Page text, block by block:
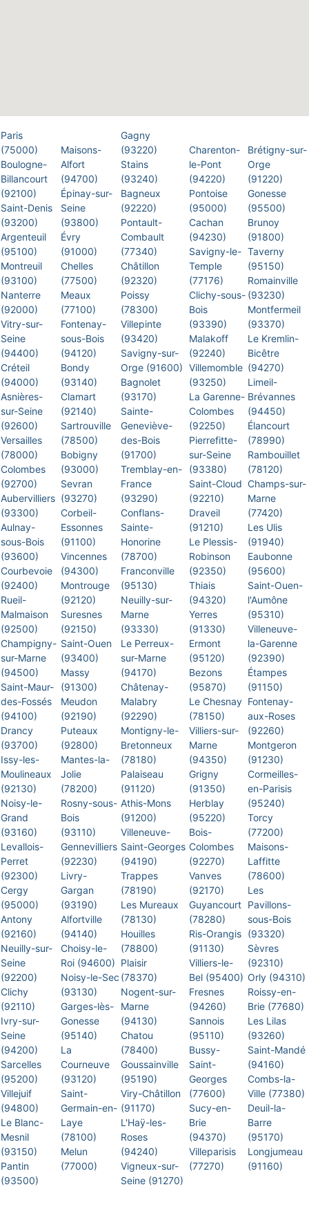
Paris
(75000)
Boulogne-
Billancourt
(92100)
Saint-Denis
(93200)
Argenteuil
(95100)
Montreuil
(93100)
Nanterre
(92000)
Vitry-sur-
Seine
(94400)
Créteil
(94000)
Asnières-
sur-Seine
(92600)
Versailles
(78000)
Colombes
(92700)
Aubervilliers
(93300)
Aulnay-
sous-Bois
(93600)
Courbevoie
(92400)
Rueil-
Malmaison
(92500)
Champigny-
sur-Marne
(94500)
Saint-Maur-
des-Fossés
(94100)
Drancy
(93700)
Issy-les-
Moulineaux
(92130)
Noisy-le-
Grand
(93160)
Levallois-
Perret
(92300)
Cergy
(95000)
Antony
(92160)
Neuilly-sur-
Seine
(92200)
Clichy
(92110)
Ivry-sur-
Seine
(94200)
Sarcelles
(95200)
Villejuif
(94800)
Le Blanc-
Mesnil
(93150)
Pantin
(93500)
Maisons-
Alfort
(94700)
Épinay-sur-
Seine
(93800)
Évry
(91000)
Chelles
(77500)
Meaux
(77100)
Fontenay-
sous-Bois
(94120)
Bondy
(93140)
Clamart
(92140)
Sartrouville
(78500)
Bobigny
(93000)
Sevran
(93270)
Corbeil-
Essonnes
(91100)
Vincennes
(94300)
Montrouge
(92120)
Suresnes
(92150)
Saint-Ouen
(93400)
Massy
(91300)
Meudon
(92190)
Puteaux
(92800)
Mantes-la-
Jolie
(78200)
Rosny-sous-
Bois
(93110)
Gennevilliers
(92230)
Livry-
Gargan
(93190)
Alfortville
(94140)
Choisy-le-
Roi (94600)
Noisy-le-Sec
(93130)
Garges-lès-
Gonesse
(95140)
La
Courneuve
(93120)
Saint-
Germain-en-
Laye
(78100)
Melun
(77000)
Gagny
(93220)
Stains
(93240)
Bagneux
(92220)
Pontault-
Combault
(77340)
Châtillon
(92320)
Poissy
(78300)
Villepinte
(93420)
Savigny-sur-
Orge (91600)
Bagnolet
(93170)
Sainte-
Geneviève-
des-Bois
(91700)
Tremblay-en-
France
(93290)
Conflans-
Sainte-
Honorine
(78700)
Franconville
(95130)
Neuilly-sur-
Marne
(93330)
Le Perreux-
sur-Marne
(94170)
Châtenay-
Malabry
(92290)
Montigny-le-
Bretonneux
(78180)
Palaiseau
(91120)
Athis-Mons
(91200)
Villeneuve-
Saint-Georges
(94190)
Trappes
(78190)
Les Mureaux
(78130)
Houilles
(78800)
Plaisir
(78370)
Nogent-sur-
Marne
(94130)
Chatou
(78400)
Goussainville
(95190)
Viry-Châtillon
(91170)
L'Haÿ-les-
Roses
(94240)
Vigneux-sur-
Seine (91270)
Charenton-
le-Pont
(94220)
Pontoise
(95000)
Cachan
(94230)
Savigny-le-
Temple
(77176)
Clichy-sous-
Bois
(93390)
Malakoff
(92240)
Villemomble
(93250)
La Garenne-
Colombes
(92250)
Pierrefitte-
sur-Seine
(93380)
Saint-Cloud
(92210)
Draveil
(91210)
Le Plessis-
Robinson
(92350)
Thiais
(94320)
Yerres
(91330)
Ermont
(95120)
Bezons
(95870)
Le Chesnay
(78150)
Villiers-sur-
Marne
(94350)
Grigny
(91350)
Herblay
(95220)
Bois-
Colombes
(92270)
Vanves
(92170)
Guyancourt
(78280)
Ris-Orangis
(91130)
Villiers-le-
Bel (95400)
Fresnes
(94260)
Sannois
(95110)
Bussy-
Saint-
Georges
(77600)
Sucy-en-
Brie
(94370)
Villeparisis
(77270)
Brétigny-sur-
Orge
(91220)
Gonesse
(95500)
Brunoy
(91800)
Taverny
(95150)
Romainville
(93230)
Montfermeil
(93370)
Le Kremlin-
Bicêtre
(94270)
Limeil-
Brévannes
(94450)
Élancourt
(78990)
Rambouillet
(78120)
Champs-sur-
Marne
(77420)
Les Ulis
(91940)
Eaubonne
(95600)
Saint-Ouen-
l'Aumône
(95310)
Villeneuve-
la-Garenne
(92390)
Étampes
(91150)
Fontenay-
aux-Roses
(92260)
Montgeron
(91230)
Cormeilles-
en-Parisis
(95240)
Torcy
(77200)
Maisons-
Laffitte
(78600)
Les
Pavillons-
sous-Bois
(93320)
Sèvres
(92310)
Orly (94310)
Roissy-en-
Brie (77680)
Les Lilas
(93260)
Saint-Mandé
(94160)
Combs-la-
Ville (77380)
Deuil-la-
Barre
(95170)
Longjumeau
(91160)